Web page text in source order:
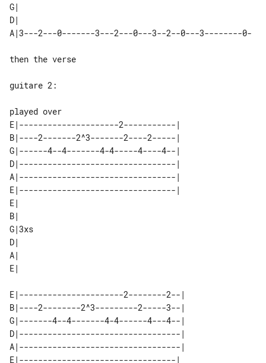
G|
D|
then the verse
guitare 2:
E|---------------------2-----------|
B|----2-------2^3-------2----2-----|
G|------4--4-------4-4-----4----4--|
D|---------------------------------|
A|---------------------------------|
E|---------------------------------|
E|
B|
G|3xs
D|
A|
E|----------------------2--------2--|
B|----2--------2^3---------2-----3--|
G|-------4--4-------4-4------4---4--|
D|----------------------------------|
A|----------------------------------|
E|---------------------------------|